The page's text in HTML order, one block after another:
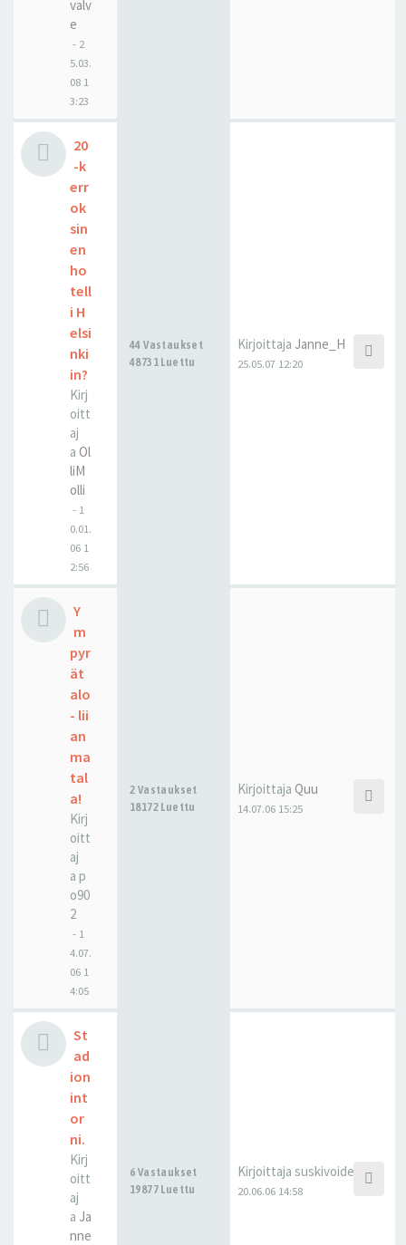
valv
e
- 2
5.03.
08 1
3:23
20
-k
err
ok
sin
en
ho
tell
i H
elsi
nki
in?
Kirj
oitt
aj
a Ol
liM
olli
- 1
0.01.
06 1
2:56
44 Vastaukset
48731 Luettu
Kirjoittaja Janne_H
25.05.07 12:20
Y
m
pyr
ät
alo
- lii
an
ma
tal
a!
Kirj
oitt
aj
a p
o90
2
- 1
4.07.
06 1
4:05
2 Vastaukset
18172 Luettu
Kirjoittaja Quu
14.07.06 15:25
St
ad
ion
int
or
ni.
Kirj
oitt
aj
a Ja
nne
6 Vastaukset
19877 Luettu
Kirjoittaja suskivoide
20.06.06 14:58